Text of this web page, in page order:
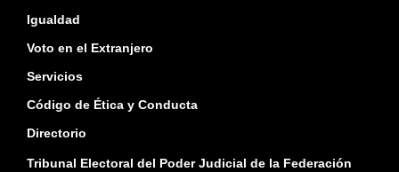
Igualdad
Voto en el Extranjero
Servicios
Código de Ética y Conducta
Directorio
Tribunal Electoral del Poder Judicial de la Federación